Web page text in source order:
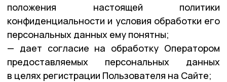
положения настоящей политики
конфиденциальности и условия обработки его
персональных данных ему понятны;
— дает согласие на обработку Оператором
предоставляемых персональных данных
в целях регистрации Пользователя на Сайте;